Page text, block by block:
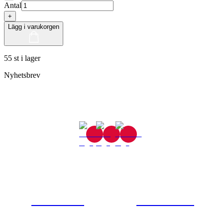
Antal
+
Lägg i varukorgen
55 st i lager
Nyhetsbrev